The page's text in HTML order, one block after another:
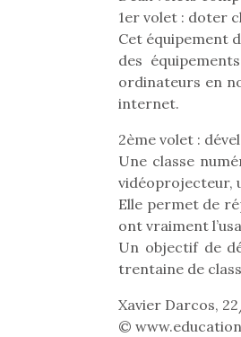
1er volet : doter
Cet équipement
des
ordinateurs en
internet.
2ème volet :
Une classe
vidéoprojecteur,
Elle permet de
ont vraiment
Un objectif de
trentaine de
Xavier Darcos,
©